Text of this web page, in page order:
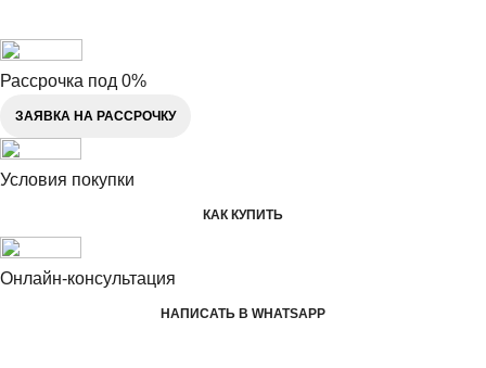
Рассрочка под 0%
ЗАЯВКА НА РАССРОЧКУ
Условия покупки
КАК КУПИТЬ
Онлайн-консультация
НАПИСАТЬ В WHATSAPP